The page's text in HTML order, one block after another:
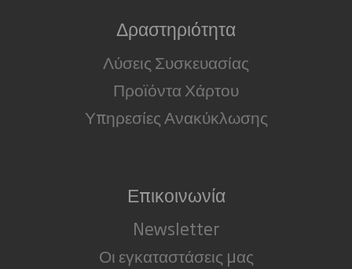
Δραστηριότητα
Λύσεις Συσκευασίας
Προϊόντα Χάρτου
Υπηρεσίες Ανακύκλωσης
Επικοινωνία
Newsletter
Οι εγκαταστάσεις μας